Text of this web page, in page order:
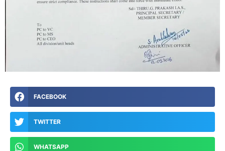
FACEBOOK
TWITTER
WHATSAPP